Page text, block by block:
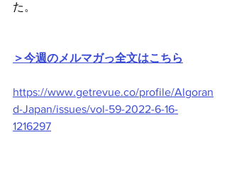
た。
＞今週のメルマガっ全文はこちら
https://www.getrevue.co/profile/Algoran
d-Japan/issues/vol-59-2022-6-16-
1216297